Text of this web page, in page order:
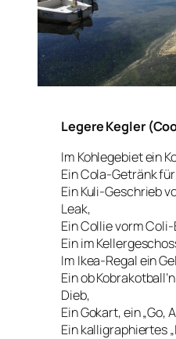
Legere Kegler
Im Kohlegebiet ein
Ein Cola-Getränk
Ein Kuli-Geschrieb
Leak,
Ein Collie vorm
Ein im
Im Ikea-Regal ein
Ein ob
Dieb,
Ein Gokart, ein „Go,
Ein kalligraphiertes